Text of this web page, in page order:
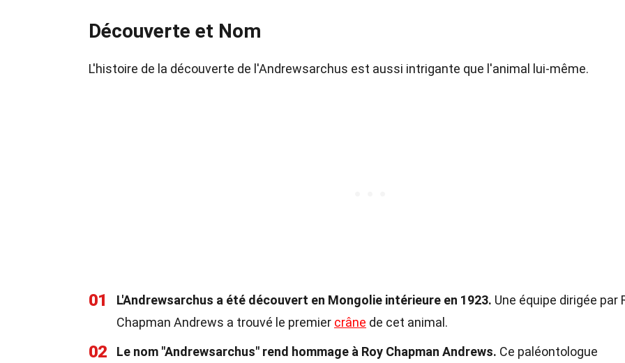
Découverte et Nom
L'histoire de la découverte de l'Andrewsarchus est aussi intrigante que l'animal lui-même.
01 L'Andrewsarchus a été découvert en Mongolie intérieure en 1923. Une équipe dirigée par
Chapman Andrews a trouvé le premier crâne de cet animal.
02 Le nom "Andrewsarchus" rend hommage à Roy Chapman Andrews. Ce paléontologue